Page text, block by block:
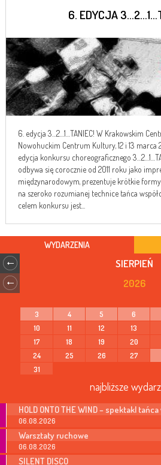
6. EDYCJA
6. edycja 3…2…1…TANIEC! W Krakowskim
Nowohuckim Centrum Kultury, 12 i 13 marca
edycja konkursu choreograficznego
odbywa się corocznie od 2011 roku jako
międzynarodowym, prezentuje krótkie
na szeroko rozumianej technice tańca
celem konkursu jest...
WYDARZENIA
SIERPIEŃ
2026
3
4 5 6
10
11 12 13
17
18 19 20
24
25 26 27
31
najbliższe
HOLD ONTO THE WIND – spektakl
06.08.2026
Warsztaty ruchowe
06.08.2026
SILENT DISCO